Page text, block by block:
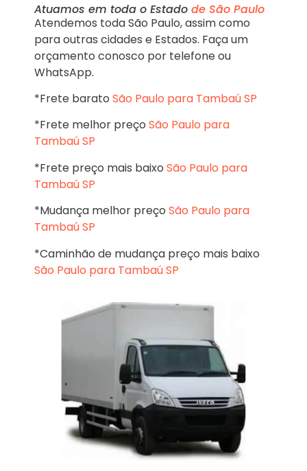
Atuamos em toda o Estado de São Paulo
Atendemos toda São Paulo, assim como
para outras cidades e Estados. Faça um
orçamento conosco por telefone ou
WhatsApp.
*Frete barato São Paulo para Tambaú SP
*Frete melhor preço São Paulo para
Tambaú SP
*Frete preço mais baixo São Paulo para
Tambaú SP
*Mudança melhor preço São Paulo para
Tambaú SP
*Caminhão de mudança preço mais baixo
São Paulo para Tambaú SP